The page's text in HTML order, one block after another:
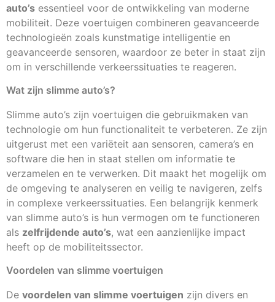
auto’s essentieel voor de ontwikkeling van moderne
mobiliteit. Deze voertuigen combineren geavanceerde
technologieën zoals kunstmatige intelligentie en
geavanceerde sensoren, waardoor ze beter in staat zijn
om in verschillende verkeerssituaties te reageren.
Wat zijn slimme auto’s?
Slimme auto’s zijn voertuigen die gebruikmaken van
technologie om hun functionaliteit te verbeteren. Ze zijn
uitgerust met een variëteit aan sensoren, camera’s en
software die hen in staat stellen om informatie te
verzamelen en te verwerken. Dit maakt het mogelijk om
de omgeving te analyseren en veilig te navigeren, zelfs
in complexe verkeerssituaties. Een belangrijk kenmerk
van slimme auto’s is hun vermogen om te functioneren
als zelfrijdende auto’s, wat een aanzienlijke impact
heeft op de mobiliteitssector.
Voordelen van slimme voertuigen
De voordelen van slimme voertuigen zijn divers en